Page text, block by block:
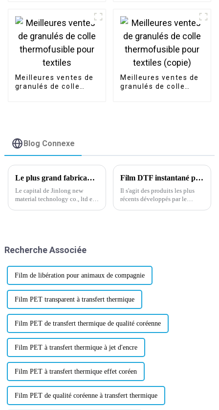
Meilleures ventes de
granulés de colle
Meilleures ventes de
granulés de colle
Blog Connexe
Le plus grand fabricant de films DTF en Chine.
Le capital de Jinlong new
material technology co., ltd est
têtes et d'autres avancées
Film DTF instantané pelable à chaud pour impression numérique.
Il s'agit des produits les plus
récents développés par le
Recherche Associée
Film de libération pour animaux de compagnie
Film PET transparent à transfert thermique
Film PET de transfert thermique de qualité coréenne
Film PET à transfert thermique à jet d'encre
Film PET à transfert thermique effet coréen
Film PET de qualité coréenne à transfert thermique